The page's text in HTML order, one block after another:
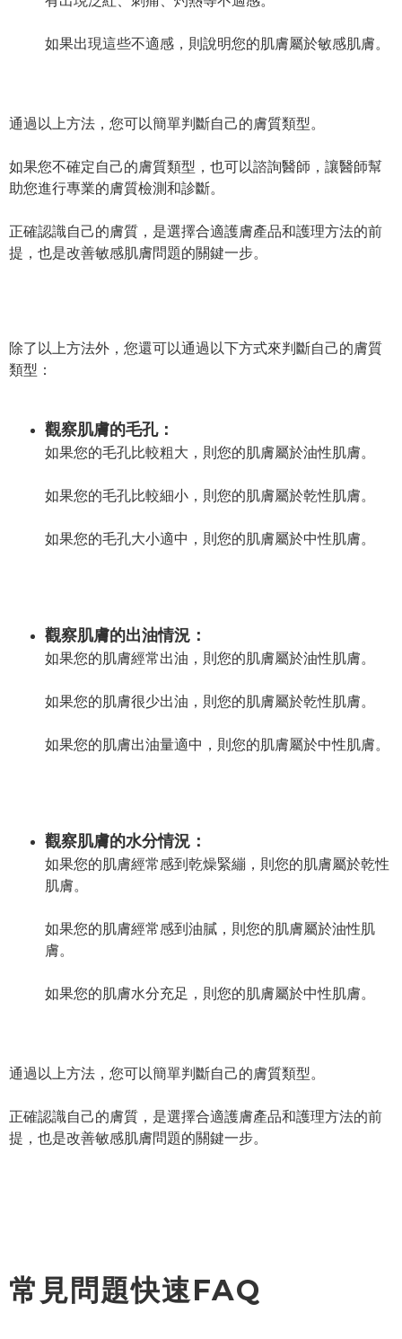
如果出現這些不適感，則說明您的肌膚屬於敏感肌膚。
通過以上方法，您可以簡單判斷自己的膚質類型。
如果您不確定自己的膚質類型，也可以諮詢醫師，讓醫師幫
助您進行專業的膚質檢測和診斷。
正確認識自己的膚質，是選擇合適護膚產品和護理方法的前
提，也是改善敏感肌膚問題的關鍵一步。
除了以上方法外，您還可以通過以下方式來判斷自己的膚質
類型：
觀察肌膚的毛孔：
如果您的毛孔比較粗大，則您的肌膚屬於油性肌膚。
如果您的毛孔比較細小，則您的肌膚屬於乾性肌膚。
如果您的毛孔大小適中，則您的肌膚屬於中性肌膚。
觀察肌膚的出油情況：
如果您的肌膚經常出油，則您的肌膚屬於油性肌膚。
如果您的肌膚很少出油，則您的肌膚屬於乾性肌膚。
如果您的肌膚出油量適中，則您的肌膚屬於中性肌膚。
觀察肌膚的水分情況：
如果您的肌膚經常感到乾燥緊繃，則您的肌膚屬於乾性
肌膚。
如果您的肌膚經常感到油膩，則您的肌膚屬於油性肌
膚。
如果您的肌膚水分充足，則您的肌膚屬於中性肌膚。
通過以上方法，您可以簡單判斷自己的膚質類型。
正確認識自己的膚質，是選擇合適護膚產品和護理方法的前
提，也是改善敏感肌膚問題的關鍵一步。
常見問題快速FAQ